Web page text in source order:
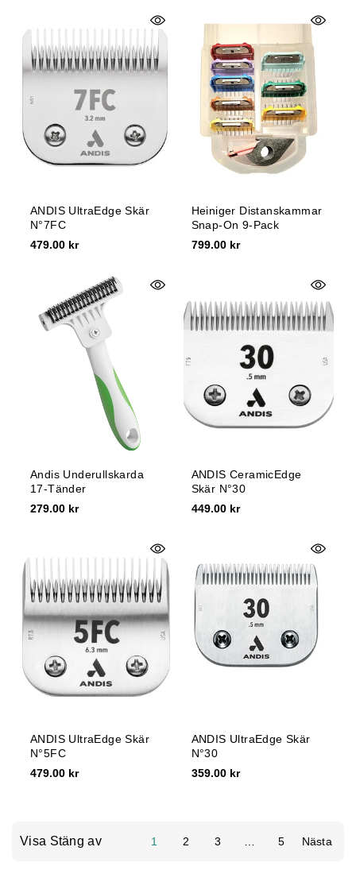
ANDIS UltraEdge Skär
N°7FC
479.00 kr
Heiniger Distanskammar
Snap-On 9-Pack
799.00 kr
Andis Underullskarda
17-Tänder
279.00 kr
ANDIS CeramicEdge
Skär N°30
449.00 kr
ANDIS UltraEdge Skär
N°5FC
479.00 kr
ANDIS UltraEdge Skär
N°30
359.00 kr
Visa Stäng av 1 2 3 … 5 Nästa